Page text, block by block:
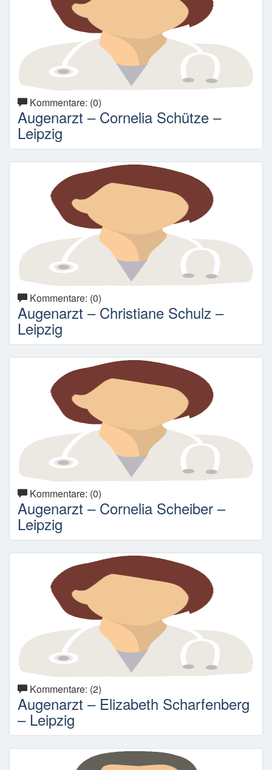
Kommentare: (0)
Augenarzt – Cornelia Schütze –
Leipzig
Kommentare: (0)
Augenarzt – Christiane Schulz –
Leipzig
Kommentare: (0)
Augenarzt – Cornelia Scheiber –
Leipzig
Kommentare: (2)
Augenarzt – Elizabeth Scharfenberg
– Leipzig